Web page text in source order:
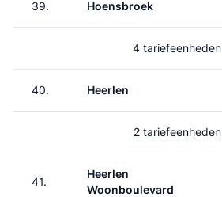
39. Hoensbroek
4 tariefeenheden
40. Heerlen
2 tariefeenheden
41.
Heerlen
Woonboulevard